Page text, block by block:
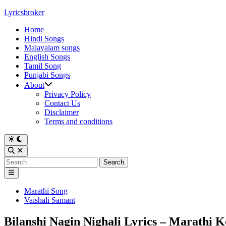
Skip
content
Lyricsbroker
Home
Hindi Songs
Malayalam songs
English Songs
Tamil Song
Punjabi Songs
About
Privacy Policy
Contact Us
Disclaimer
Terms and conditions
Switch
to
dark
mode
Open
Search
Search
for:
Main
Menu
PostedMarathi Song
Vaishali Samant
Bilanshi Nagin Nighali Lyrics – Marathi